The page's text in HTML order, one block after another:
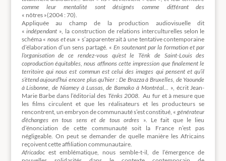
comme leur mentalité sont désignés comme différant des
« nôtres »(2004 : 70).
Appliquée au champ de la production audiovisuelle dit
«indépendant », la construction de relations interculturelles selon le
schéma « nous et eux » s’apparenterait à une tentative contemporaine
d’élaboration d’un sens partagé. «En soutenant par la formation et par
l’organisation de ce rendez-vous qu’est le Tënk de Saint-Louis des
coproduction équitables, nous affinons cette impression que finalement le
territoire qui nous est commun est celui des images qui pensent et qu’il
s’étend aujourd’hui encore plus qu’hier : De Brazza à Bruxelles, de Yaounde
à Lisbonne, de Niamey à Lussas, de Bamako à Montréal… », écrit Jean-
Marie Barbe dans l’éditorial des Tënks 2008. Au fur et à mesure que
les films circulent et que les réalisateurs et les producteurs se
rencontrent, un embryon de communauté s’est constitué, «générateur
d’échanges en tous sens et de tous ordres ». Le fait que le lieu
d’énonciation de cette communauté soit la France n’est pas
négligeable. On peut se demander de quelle manière les Africains
reçoivent cette affiliation communautaire.
Africadocest emblématique, nous semble-t-il, de l’émergence de